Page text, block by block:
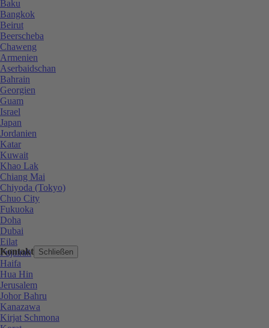
Kontakt Schließen
Baku
Bangkok
Beirut
Beerscheba
Chaweng
Armenien
Aserbaidschan
Bahrain
Georgien
Guam
Israel
Japan
Jordanien
Katar
Kuwait
Khao Lak
Chiang Mai
Chiyoda (Tokyo)
Chuo City
Fukuoka
Doha
Dubai
Eilat
Fujairah
Haifa
Hua Hin
Jerusalem
Johor Bahru
Kanazawa
Kirjat Schmona